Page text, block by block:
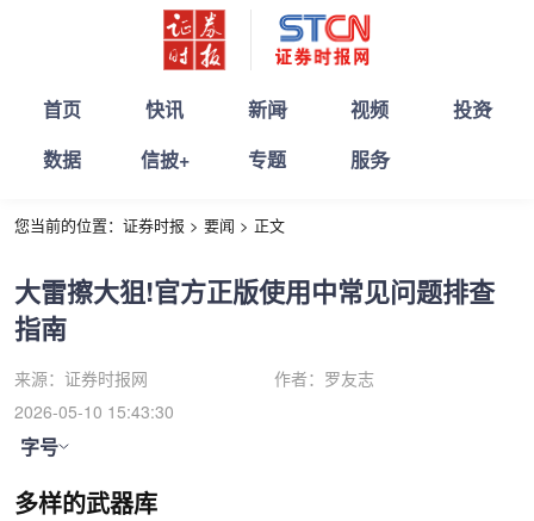
首页 快讯 新闻 视频
投资
数据
信披+ 专题 服务
您当前的位置： 证券时报 > 要闻 > 正文
大雷擦大狙!官方正版使用中常见问题排查
指南
来源： 证券时报网 作者： 罗友志
2026-05-10 15:43:30
字号
多样的武器库